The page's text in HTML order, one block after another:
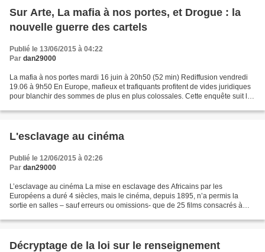
Sur Arte, La mafia à nos portes, et Drogue : la
nouvelle guerre des cartels
Publié le 13/06/2015 à 04:22
Par dan29000
La mafia à nos portes mardi 16 juin à 20h50 (52 min) Rediffusion vendredi
19.06 à 9h50 En Europe, mafieux et trafiquants profitent de vides juridiques
pour blanchir des sommes de plus en plus colossales. Cette enquête suit le
L'esclavage au cinéma
Publié le 12/06/2015 à 02:26
Par dan29000
L’esclavage au cinéma La mise en esclavage des Africains par les
Européens a duré 4 siècles, mais le cinéma, depuis 1895, n’a permis la
sortie en salles – sauf erreurs ou omissions- que de 25 films consacrés à
Décryptage de la loi sur le renseignement